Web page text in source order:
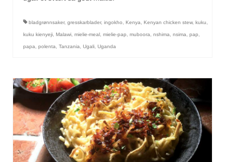
bladgrønnsaker, gresskarblader, ingokho Kenya Kenyan chicken stew, kuku
kuku kienyeji Malawi mielie-meal mielie-pap muboora nshima nsima pap
papa polenta Tanzania Ugali Uganda